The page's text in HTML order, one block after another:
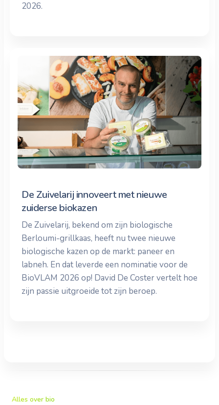
2026.
De Zuivelarij innoveert met nieuwe
zuiderse biokazen
De Zuivelarij, bekend om zijn biologische
Berloumi-grillkaas, heeft nu twee nieuwe
biologische kazen op de markt: paneer en
labneh. En dat leverde een nominatie voor de
BioVLAM 2026 op! David De Coster vertelt hoe
zijn passie uitgroeide tot zijn beroep.
Alles over bio